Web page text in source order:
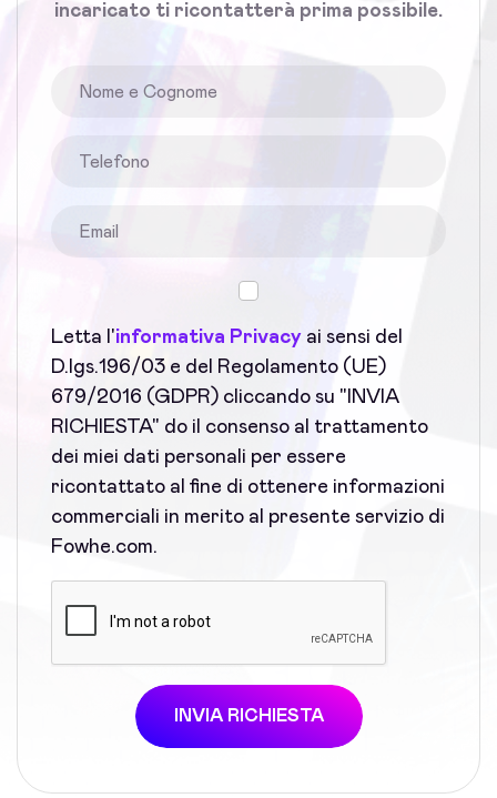
incaricato ti ricontatterà prima possibile.
Letta l'informativa Privacy ai sensi del
D.lgs.196/03 e del Regolamento (UE)
679/2016 (GDPR) cliccando su "INVIA
RICHIESTA" do il consenso al trattamento
dei miei dati personali per essere
ricontattato al fine di ottenere informazioni
commerciali in merito al presente servizio di
Fowhe.com.
INVIA RICHIESTA